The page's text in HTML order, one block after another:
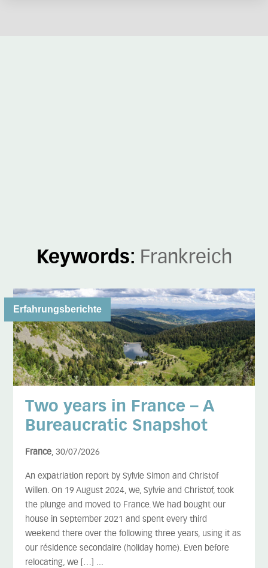
Keywords: Frankreich
Erfahrungsberichte
Two years in France – A
Bureaucratic Snapshot
France, 30/07/2026
An expatriation report by Sylvie Simon and Christof
Willen. On 19 August 2024, we, Sylvie and Christof, took
the plunge and moved to France. We had bought our
house in September 2021 and spent every third
weekend there over the following three years, using it as
our résidence secondaire (holiday home). Even before
relocating, we […] ...